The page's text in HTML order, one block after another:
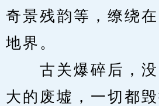
奇景残韵等，缭绕
地界。
古关爆碎后，没
大的废墟，一切都